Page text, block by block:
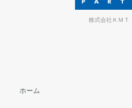
株式会社ＫＭＴ
ホーム